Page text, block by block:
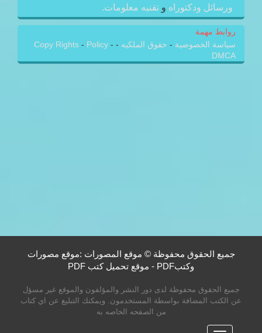
ورسائل ودكتوراه و تقنيه معلومات.
روابط مهمة
سياسة الخصوصية - حقوق الملكيه -
Copy Rights - Policy -
DMCA
جميع الحقوق محفوظة © موقع المصورات :موقع مصورات
وكتبPDF - موقع تحميل كتب PDF
جميع الحقوق محفوظة لدى دور النشر والمؤلفون والموقع غير مسؤل
عن الكتب المضافة بواسطة المستخدمون. ويمكنك التبليغ عن اي كتاب
من الصفحه الخاصه به